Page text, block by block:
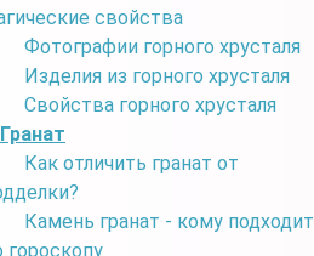
свойства
Фотографии горного хрусталя
Изделия из горного хрусталя
Свойства горного хрусталя
Гранат
Как отличить гранат от
Камень гранат - кому подходит
гороскопу